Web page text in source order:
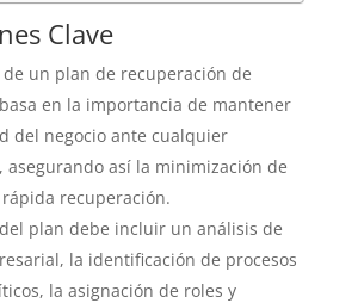
Clave
de un plan de recuperación de
en la importancia de mantener
del negocio ante cualquier
asegurando así la minimización de
recuperación.
plan debe incluir un análisis de
la identificación de procesos
la asignación de roles y